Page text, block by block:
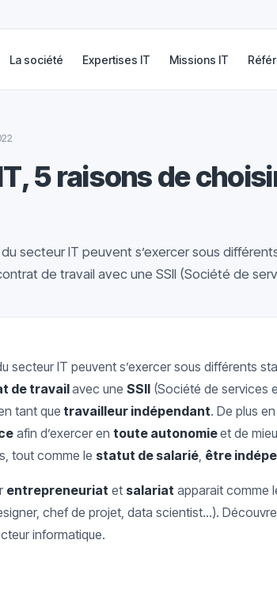
La société Expertises IT Missions IT
5 raisons de
secteur IT peuvent s’exercer sous
de travail avec une SSII (Société de
secteur IT peuvent s’exercer sous différents
de travailavec une SSII (Société de services
tant quetravailleur indépendant. De plus
afin d’exercer en toute autonomieet de
tout comme le statut de salarié, être
entrepreneuriat et salariat apparait comme
chef de projet, data scientist…).
informatique.